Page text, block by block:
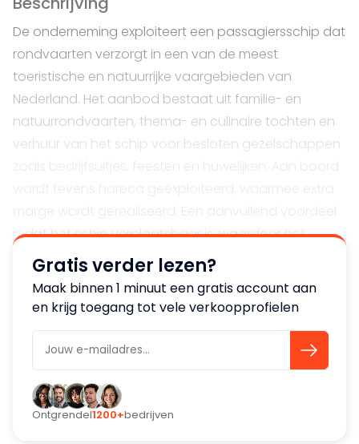
De onderneming exploiteert een passagiersschip dat
rondvaarten verzorgt in een van de meest
toeristische en natuurrijke vaargebieden van
Nederland. Het aanbod bestaat uit familie- en
natuurrondvaarten, thema- en culinaire tochten en
verhuur van het schip voor besloten gezelschappen
is dat het schip verplaatsbaar is, waardoor het
concept niet uitsluitend aan de huidige ligplaats of
vaarroute is gebonden en ook op andere locaties
kan worden ingezet.
Klantenbestand
De onderneming richt zich op de binnenlandse en
buitenlandse toeristische markt met een brede
doelgroep van gezinnen, dagjesmensen, senioren en
Gratis verder lezen?
Maak binnen 1 minuut een gratis account aan
en krijg toegang tot vele verkoopprofielen
Ontgrendel1200+bedrijven